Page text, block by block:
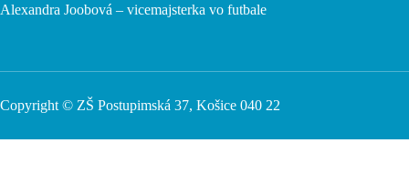
Alexandra Joobová – vicemajsterka vo futbale
Copyright © ZŠ Postupimská 37, Košice 040 22